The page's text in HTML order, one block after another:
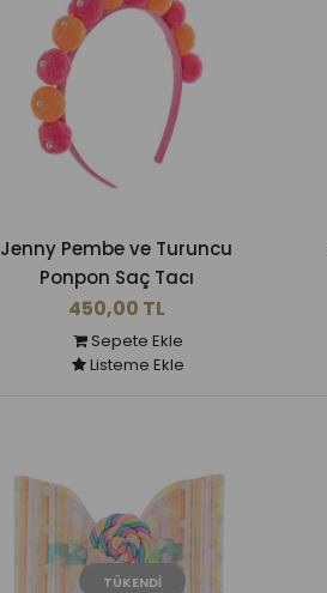
Jenny Pembe ve Turuncu
Ponpon Saç Tacı
450,00 TL
Sepete Ekle
Listeme Ekle
TÜKENDI